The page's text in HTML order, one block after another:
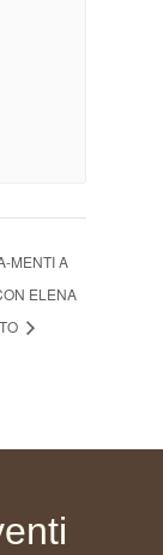
MENTI A
ELENA